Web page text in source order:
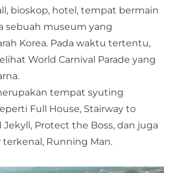
bioskop, hotel, tempat bermain
sebuah museum yang
Korea. Pada waktu tertentu,
World Carnival Parade yang
tempat syuting
Full House, Stairway to
Jekyll, Protect the Boss, dan juga
terkenal, Running Man.